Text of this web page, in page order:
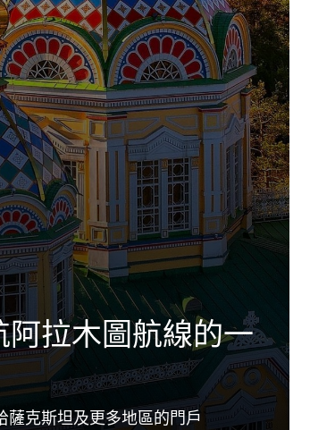
阿拉木圖航線的一
薩克斯坦及更多地區的門戶